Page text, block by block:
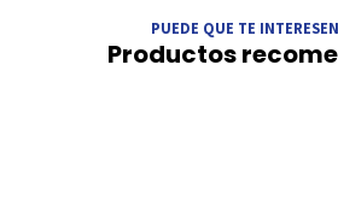
PUEDE QUE TE
Productos